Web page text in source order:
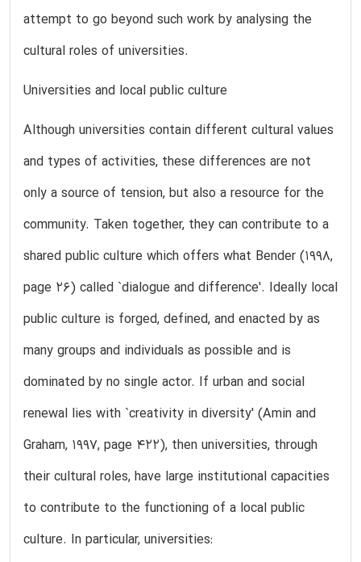
attempt to go beyond such work by analysing the
cultural roles of universities.
Universities and local public culture
Although universities contain different cultural values
and types of activities, these differences are not
only a source of tension, but also a resource for the
community. Taken together, they can contribute to a
shared public culture which offers what Bender (1998,
page 26) called `dialogue and difference'. Ideally local
public culture is forged, defined, and enacted by as
many groups and individuals as possible and is
dominated by no single actor. If urban and social
renewal lies with `creativity in diversity' (Amin and
Graham, 1997, page 422), then universities, through
their cultural roles, have large institutional capacities
to contribute to the functioning of a local public
culture. In particular, universities: